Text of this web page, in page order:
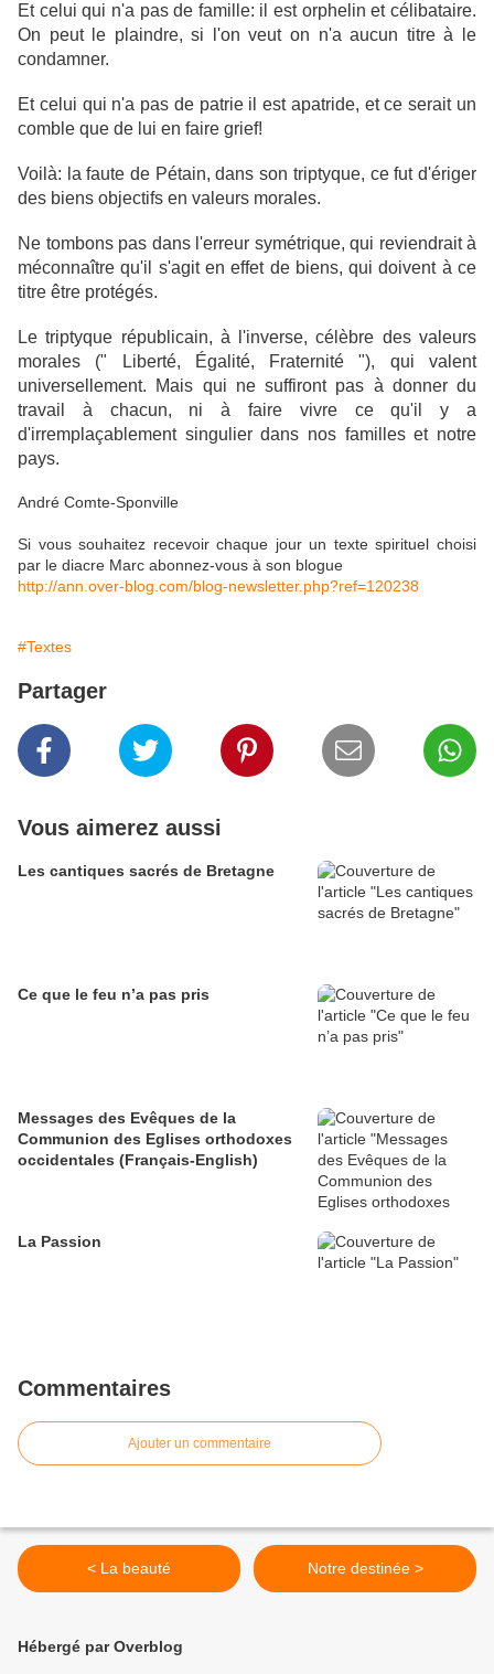
Et celui qui n'a pas de famille: il est orphelin et célibataire.
On peut le plaindre, si l'on veut on n'a aucun titre à le
condamner.
Et celui qui n'a pas de patrie il est apatride, et ce serait un
comble que de lui en faire grief!
Voilà: la faute de Pétain, dans son triptyque, ce fut d'ériger
des biens objectifs en valeurs morales.
Ne tombons pas dans l'erreur symétrique, qui reviendrait à
méconnaître qu'il s'agit en effet de biens, qui doivent à ce
titre être protégés.
Le triptyque républicain, à l'inverse, célèbre des valeurs
morales (" Liberté, Égalité, Fraternité "), qui valent
universellement. Mais qui ne suffiront pas à donner du
travail à chacun, ni à faire vivre ce qu'il y a
d'irremplaçablement singulier dans nos familles et notre
pays.
André Comte-Sponville
Si vous souhaitez recevoir chaque jour un texte spirituel choisi
par le diacre Marc abonnez-vous à son blogue
http://ann.over-blog.com/blog-newsletter.php?ref=120238
#Textes
Partager
Vous aimerez aussi
Les cantiques sacrés de Bretagne
Ce que le feu n’a pas pris
Messages des Evêques de la
Communion des Eglises orthodoxes
occidentales (Français-English)
La Passion
Commentaires
Ajouter un commentaire
< La beauté Notre destinée >
Hébergé par Overblog